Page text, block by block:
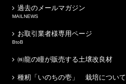
過去のメールマガジン
MAILNEWS
お取引業者様専用ページ
BtoB
㈱龍の瞳が販売する土壌改良材
種籾「いのちの壱」 栽培について